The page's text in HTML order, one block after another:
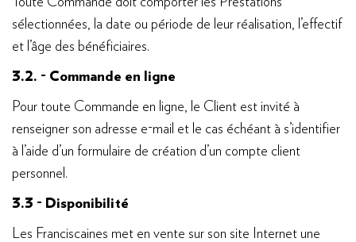
sélectionnées, la date ou période de leur réalisation, l’effectif
et l’âge des bénéficiaires.
3.2. - Commande en ligne
Pour toute Commande en ligne, le Client est invité à
renseigner son adresse e-mail et le cas échéant à s’identifier
à l’aide d’un formulaire de création d’un compte client
personnel.
3.3 - Disponibilité
Les Franciscaines met en vente sur son site Internet une